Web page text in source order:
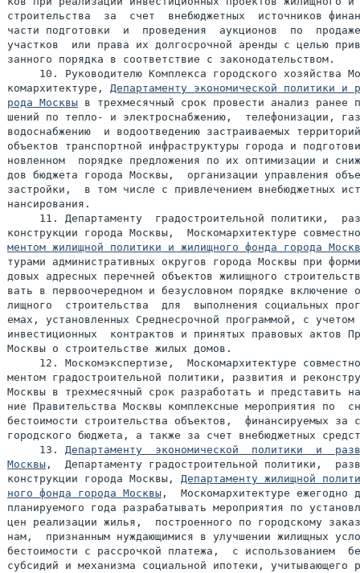
строительства  за  счет  внебюджетных  источников
части подготовки  и  проведения  аукционов  по
участков  или права их долгосрочной аренды с целью
занного порядка в соответствие с законодательством.
10. Руководителю Комплекса городского хозяйства
комархитектуре, Департаменту экономической политики и
рода Москвы в трехмесячный срок провести анализ ранее
шений по тепло- и электроснабжению,  телефонизации,
водоснабжению  и водоотведению застраиваемых
объектов транспортной инфраструктуры города и
новленном  порядке предложения по их оптимизации и
дов бюджета города Москвы,  организации управления
застройки,  в том числе с привлечением внебюджетных
нансирования.
11. Департаменту  градостроительной политики,
конструкции города Москвы,  Москомархитектуре
ментом жилищной политики и жилищного фонда города
турами административных округов города Москвы при
довых адресных перечней объектов жилищного
вать в первоочередном и безусловном порядке включение
лищного  строительства  для  выполнения социальных
емах, установленных Среднесрочной программой, с учетом
инвестиционных  контрактов и принятых правовых актов
Москвы о строительстве жилых домов.
12. Москомэкспертизе,  Москомархитектуре
ментом градостроительной политики, развития и
Москвы в трехмесячный срок разработать и представить
ние Правительства Москвы комплексные мероприятия по
бестоимости строительства объектов,  финансируемых за
городского бюджета, а также за счет внебюджетных
     13.
Департаменту  экономической  политики  и
Москвы ,  Департаменту градостроительной политики,
конструкции города Москвы, Департаменту жилищной
ного фонда города Москвы ,  Москомархитектуре ежегодно
планируемого года разрабатывать мероприятия по
цен реализации жилья,  построенного по городскому
нам,  признанным нуждающимися в улучшении жилищных
бестоимости с рассрочкой платежа,  с использованием
субсидий и механизма социальной ипотеки, учитывающего